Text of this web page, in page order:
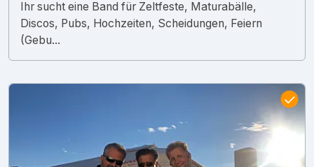
Ihr sucht eine Band für Zeltfeste, Maturabälle,
Discos, Pubs, Hochzeiten, Scheidungen, Feiern
(Gebu...